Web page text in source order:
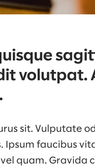
volutpat.
sit. Vulputate
Ipsum faucibus
quam. Gravida